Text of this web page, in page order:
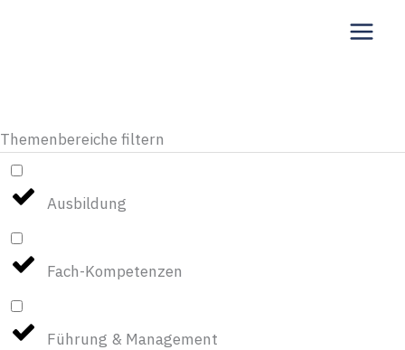
Themenbereiche filtern
Ausbildung
Fach-Kompetenzen
Führung & Management